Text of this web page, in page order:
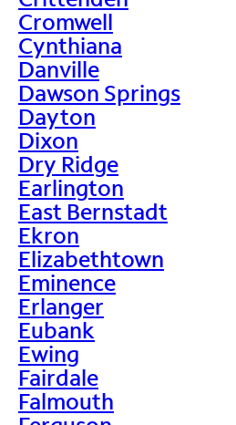
Cromwell
Cynthiana
Danville
Dawson Springs
Dayton
Dixon
Dry Ridge
Earlington
East Bernstadt
Ekron
Elizabethtown
Eminence
Erlanger
Eubank
Ewing
Fairdale
Falmouth